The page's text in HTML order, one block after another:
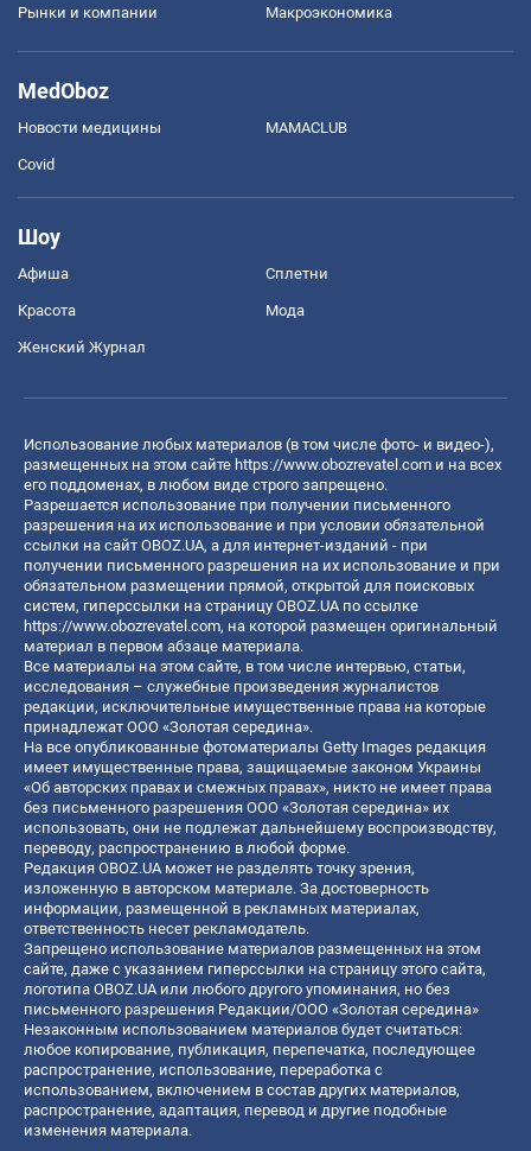
Рынки и компании Mакроэкономика
MedOboz
Новости медицины MAMACLUB
Covid
Шоу
Афиша Сплетни
Красота Мода
Женский Журнал
Использование любых материалов (в том числе фото- и видео-),
размещенных на этом сайте https://www.obozrevatel.com и на всех
его поддоменах, в любом виде строго запрещено.
Разрешается использование при получении письменного
разрешения на их использование и при условии обязательной
ссылки на сайт OBOZ.UA, а для интернет-изданий - при
получении письменного разрешения на их использование и при
обязательном размещении прямой, открытой для поисковых
систем, гиперссылки на страницу OBOZ.UA по ссылке
https://www.obozrevatel.com, на которой размещен оригинальный
материал в первом абзаце материала.
Все материалы на этом сайте, в том числе интервью, статьи,
исследования – служебные произведения журналистов
редакции, исключительные имущественные права на которые
принадлежат ООО «Золотая середина».
На все опубликованные фотоматериалы Getty Images редакция
имеет имущественные права, защищаемые законом Украины
«Об авторских правах и смежных правах», никто не имеет права
без письменного разрешения ООО «Золотая середина» их
использовать, они не подлежат дальнейшему воспроизводству,
переводу, распространению в любой форме.
Редакция OBOZ.UA может не разделять точку зрения,
изложенную в авторском материале. За достоверность
информации, размещенной в рекламных материалах,
ответственность несет рекламодатель.
Запрещено использование материалов размещенных на этом
сайте, даже с указанием гиперссылки на страницу этого сайта,
логотипа OBOZ.UA или любого другого упоминания, но без
письменного разрешения Редакции/ООО «Золотая середина»
Незаконным использованием материалов будет считаться:
любое копирование, публикация, перепечатка, последующее
распространение, использование, переработка с
использованием, включением в состав других материалов,
распространение, адаптация, перевод и другие подобные
изменения материала.